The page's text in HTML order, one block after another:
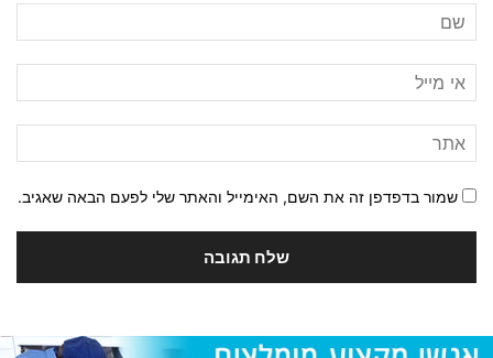
שמור בדפדפן זה את השם, האימייל והאתר שלי לפעם הבאה שאגיב.